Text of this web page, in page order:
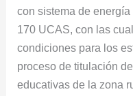
con sistema de
170 UCAS, con las
condiciones para los
proceso de titulación
educativas de la zona